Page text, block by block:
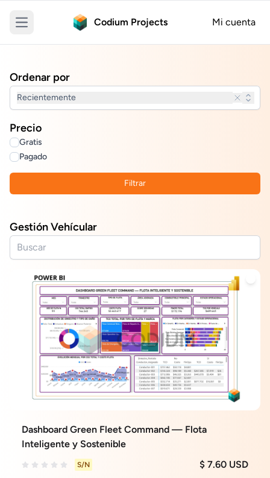
Open main menu Codium Projects Mi cuenta
Ordenar por
Recientemente
Precio
Gratis
Pagado
Filtrar
Gestión Vehícular
Dashboard Green Fleet Command — Flota
Inteligente y Sostenible
S/N $ 7.60 USD